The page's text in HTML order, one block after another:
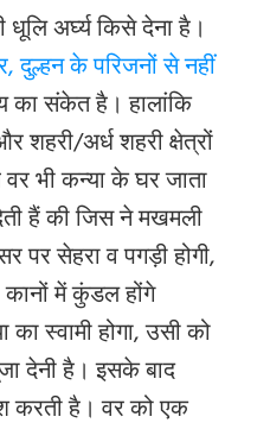
अर्घ्य किसे देना है।
के परिजनों से नहीं
का संकेत है। हालांकि
अर्ध शहरी क्षेत्रों
भी कन्या के घर जाता
हैं की जिस ने मखमली
पर सेहरा व पगड़ी होगी,
में कुंडल होंगे
का स्वामी होगा, उसी को
देनी है। इसके बाद
करती है। वर को एक